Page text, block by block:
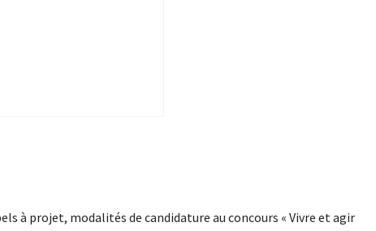
à projet, modalités de candidature au concours « Vivre et agir